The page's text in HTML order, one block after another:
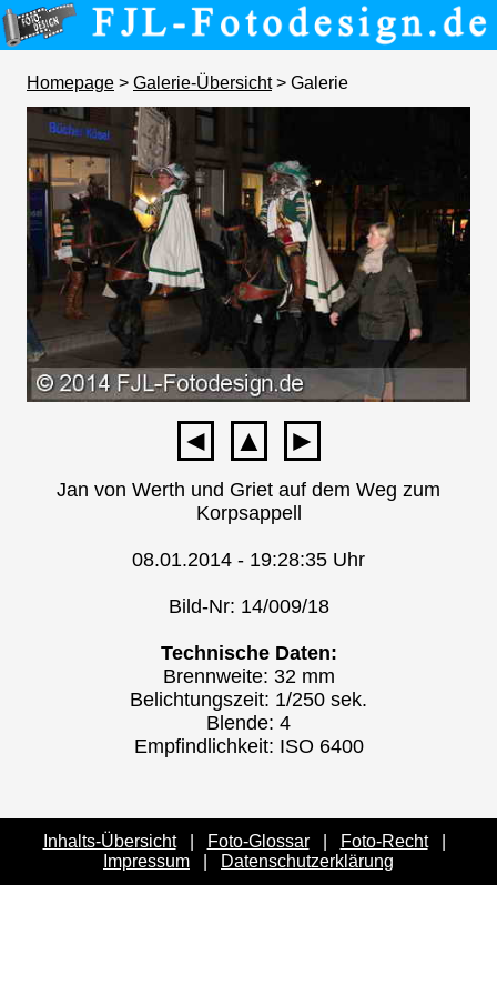
Homepage > Galerie-Übersicht> Galerie
◄ ▲ ►
Jan von Werth und Griet auf dem Weg zum
Korpsappell
08.01.2014 - 19:28:35 Uhr
Bild-Nr: 14/009/18
Technische Daten:
Brennweite: 32 mm
Belichtungszeit: 1/250 sek.
Blende: 4
Empfindlichkeit: ISO 6400
Inhalts-Übersicht| Foto-Glossar| Foto-Recht|
Impressum
Datenschutzerklärung